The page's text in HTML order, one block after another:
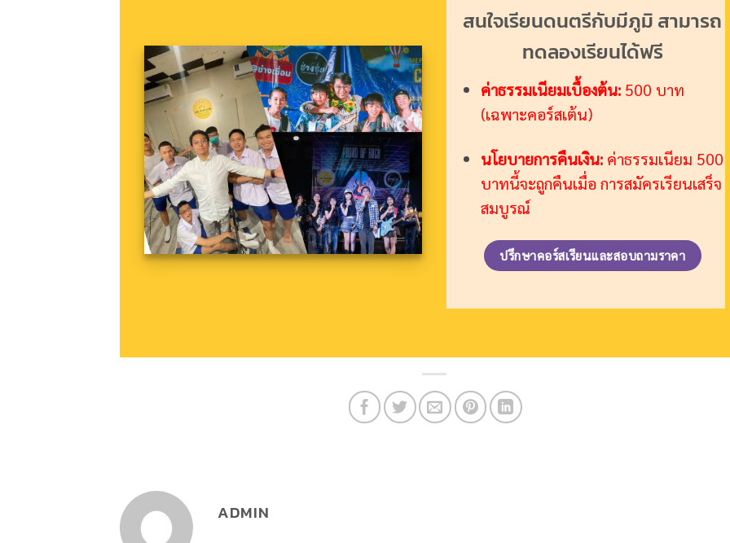
สนใจเรียนดนตรีกับมีภูมิ สามารถ
ทดลองเรียนได้ฟรี
ค่าธรรมเนียมเบื้องต้น: 500 บาท
(เฉพาะคอร์สเต้น)
นโยบายการคืนเงิน: ค่าธรรมเนียม 500
บาทนี้จะถูกคืนเมื่อ การสมัครเรียนเสร็จ
สมบูรณ์
ปรึกษาคอร์สเรียนและสอบถามราคา
ADMIN